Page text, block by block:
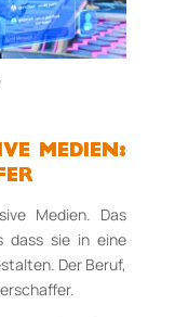
MEDIEN:
Medien. Das
dass sie in eine
Der Beruf,